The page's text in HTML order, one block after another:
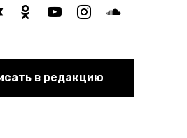
odnoklassniki
youtubeinstagramsoundcloud
в редакцию